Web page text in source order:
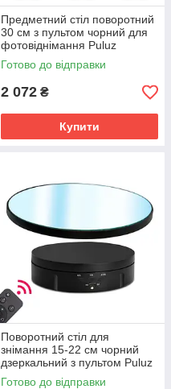
Предметний стіл поворотний
30 см з пультом чорний для
фотовіднімання Puluz
PU3131B
Готово до відправки
2 072 ₴
Купити
Поворотний стіл для
знімання 15-22 см чорний
дзеркальний з пультом Puluz
EDA005528202A
Готово до відправки